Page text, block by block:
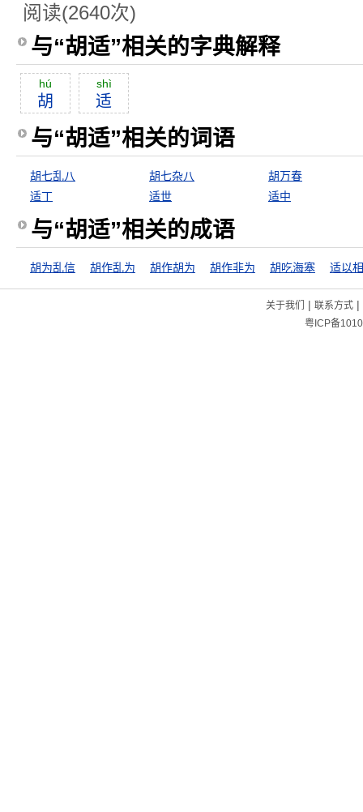
阅读(2640次)
与“胡适”相关的字典解释
hú
胡
shì
适
与“胡适”相关的词语
胡七乱八 胡七杂八
胡万春
适丁
适世 适中
与“胡适”相关的成语
胡为乱信 胡作乱为 胡作胡为 胡作非为 胡吃海塞 适以
关于我们 | 联系方式|
粤ICP备